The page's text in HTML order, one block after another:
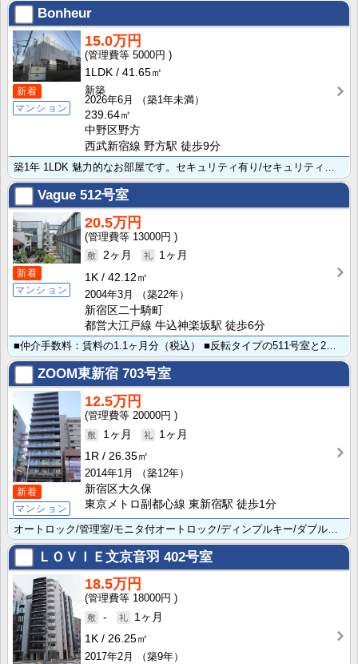
Bonheur
新着
マンション
15.0万円
5000円
1LDK
41.65㎡
新築
2026年6月
（築1年未満）
239.64㎡
中野区野方
西武新宿線 野方駅 徒歩9分
Vague 512号室
新着
マンション
20.5万円
13000円
2ヶ月
1ヶ月
1K
42.12㎡
2004年3月
（築22年）
新宿区二十騎町
都営大江戸線 牛込神楽坂駅 徒歩6分
■仲介手数料：賃料の1.1ヶ月分（税込） ■反転タイプの511号室と2部屋まとめてコネクティングルー･･･
ZOOM東新宿 703号室
新着
マンション
12.5万円
20000円
1ヶ月
1ヶ月
1R
26.35㎡
2014年1月
（築12年）
新宿区大久保
東京メトロ副都心線 東新宿駅 徒歩1分
ＬＯＶＩＥ文京音羽 402号室
18.5万円
18000円
-
1ヶ月
1K
26.25㎡
2017年2月
（築9年）